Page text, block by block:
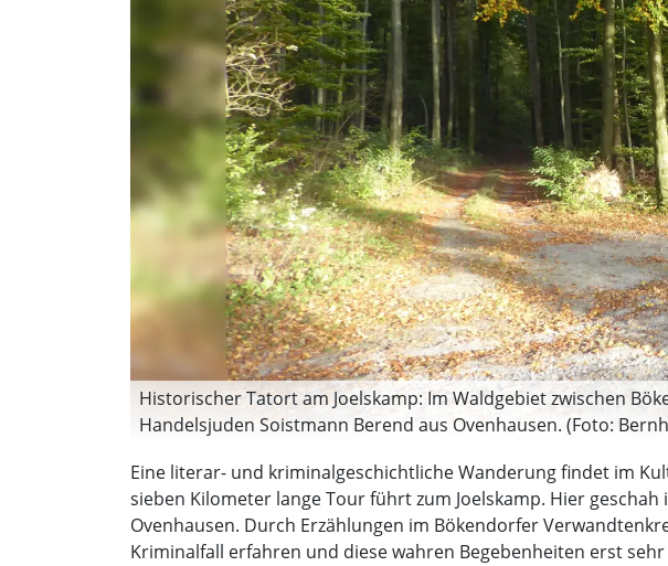
Historischer Tatort am Joelskamp: Im Waldgebiet zwischen
Handelsjuden Soistmann Berend aus Ovenhausen. (Foto:
Eine literar- und kriminalgeschichtliche Wanderung findet im
sieben Kilometer lange Tour führt zum Joelskamp. Hier
Ovenhausen. Durch Erzählungen im Bökendorfer
Kriminalfall erfahren und diese wahren Begebenheiten erst